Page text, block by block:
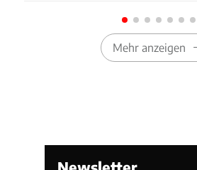
Mehr anzeigen